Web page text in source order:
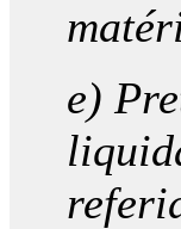
e)